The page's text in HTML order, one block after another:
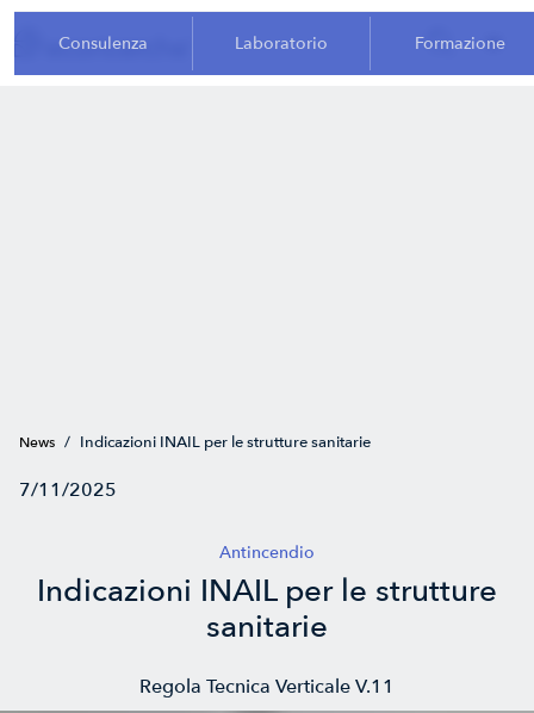
Consulenza Laboratorio Formazione
News / Indicazioni INAIL per le strutture sanitarie
7/11/2025
Antincendio
Indicazioni INAIL per le strutture
sanitarie
Regola Tecnica Verticale V.11